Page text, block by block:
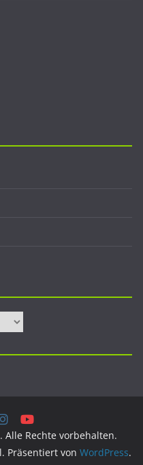
. Alle Rechte vorbehalten.
Präsentiert von WordPress.